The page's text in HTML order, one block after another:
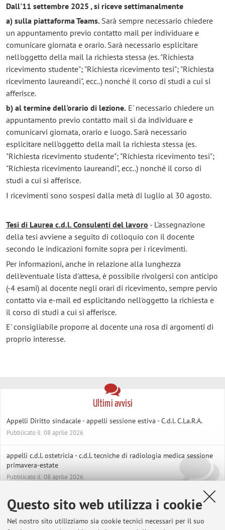
Questo sito web utilizza i cookie
Nel nostro sito utilizziamo sia cookie tecnici necessari per il suo
Dall'11 settembre 2025 , si riceve settimanalmente
a) sulla piattaforma Teams. Sarà sempre necessario chiedere
un appuntamento previo contatto mail per individuare e
comunicare giornata e orario. Sarà necessario esplicitare
nell'oggetto della mail la richiesta stessa (es. "Richiesta
ricevimento studente"; "Richiesta ricevimento tesi"; "Richiesta
ricevimento laureandi", ecc..) nonché il corso di studi a cui si
afferisce.
b) al termine dell'orario di lezione. E' necessario chiedere un
appuntamento previo contatto mail sì da individuare e
comunicarvi giornata, orario e luogo. Sarà necessario
esplicitare nell'oggetto della mail la richiesta stessa (es.
"Richiesta ricevimento studente"; "Richiesta ricevimento tesi";
"Richiesta ricevimento laureandi", ecc..) nonché il corso di
studi a cui si afferisce.
I ricevimenti sono sospesi dalla metà di luglio al 30 agosto.
Tesi di Laurea c.d.l. Consulenti del lavoro - L'assegnazione
della tesi avviene a seguito di colloquio con il docente
secondo le indicazioni fornite sopra per i ricevimenti.
Per informazioni, anche in relazione alla lunghezza
dell'eventuale lista d'attesa, è possibile rivolgersi con anticipo
(-4 esami) al docente negli orari di ricevimento, sempre pervio
contatto via e-mail ed esplicitando nell'oggetto la richiesta e
il corso di studi a cui si afferisce.
E' consigliabile proporre al docente una rosa di argomenti di
proprio interesse.
Ultimi avvisi
Appelli Diritto sindacale - appelli sessione estiva - C.d.l. C.La.R.A.
Pubblicato il: 08 aprile 2026
appelli c.d.l. ostetricia - c.d.l. tecniche di radiologia medica sessione
primavera-estate
Pubblicato il: 08 aprile 2026
Dirigenze pubbliche: nuovi scenari, nuovi obiettivi, nuove regole
Pubblicato il: 17 marzo 2026